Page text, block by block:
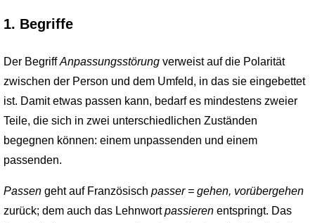
1. Begriffe
Der BegriffAnpassungsstörungverweist auf die Polarität
zwischen der Person und dem Umfeld, in das sie eingebettet
ist. Damit etwas passen kann, bedarf es mindestens zweier
Teile, die sich in zwei unterschiedlichen Zuständen
begegnen können: einem unpassenden und einem
passenden.
Passengeht auf Französisch passer = gehen, vorübergehen
zurück; dem auch das Lehnwortpassierenentspringt. Das